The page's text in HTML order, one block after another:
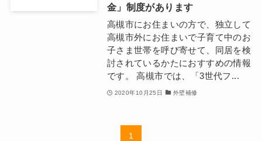
金」制度があります
高槻市にお住まいの方で、独立して
高槻市外にお住まいで子育て中のお
子さま世帯を呼び寄せて、同居を検
討されているかたにおすすめの情報
です。 高槻市では、「3世代フ...
2020年10月25日 外壁補修
1